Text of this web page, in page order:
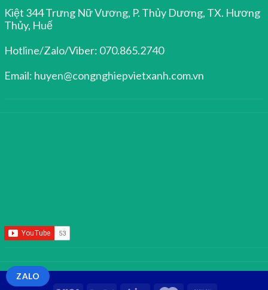
Kiệt 344 Trưng Nữ Vương, P. Thủy Dương, TX. Hương
Thủy, Huế
Hotline/Zalo/Viber: 070.865.2740
Email: huyen@congnghiepvietxanh.com.vn
ZALO